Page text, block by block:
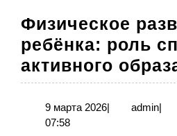
Физическое
ребёнка: роль
активного
9 марта 20269| admin|
07:58